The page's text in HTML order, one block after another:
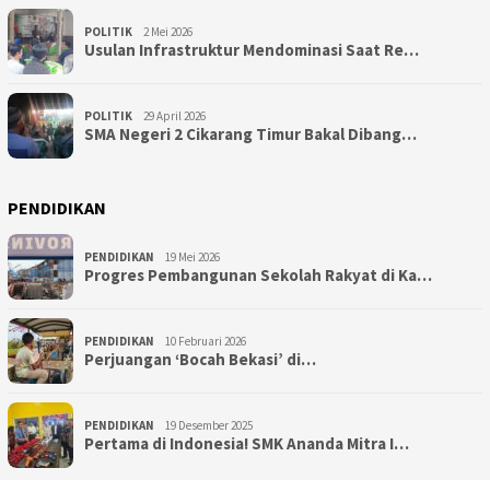
POLITIK 2 Mei 2026
Usulan Infrastruktur Mendominasi Saat Re…
POLITIK 29 April 2026
SMA Negeri 2 Cikarang Timur Bakal Dibang…
PENDIDIKAN
PENDIDIKAN 19 Mei 2026
Progres Pembangunan Sekolah Rakyat di Ka…
PENDIDIKAN 10 Februari 2026
Perjuangan ‘Bocah Bekasi’ di…
PENDIDIKAN 19 Desember 2025
Pertama di Indonesia! SMK Ananda Mitra I…